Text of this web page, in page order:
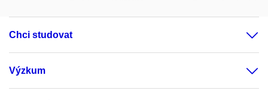
Chci studovat
Výzkum